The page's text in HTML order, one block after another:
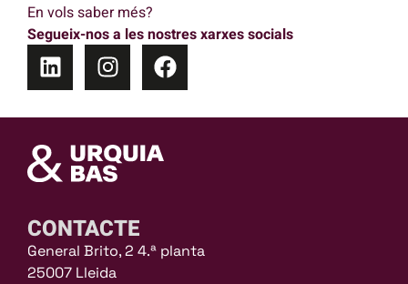
En vols saber més?
Segueix-nos a les nostres xarxes socials
CONTACTE
General Brito, 2 4.ª planta
25007 Lleida